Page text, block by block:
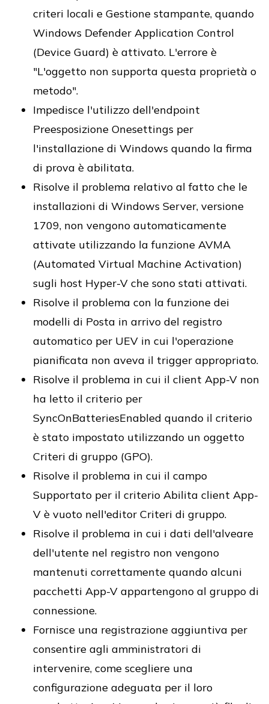
criteri locali e Gestione stampante, quando
Windows Defender Application Control
(Device Guard) è attivato. L'errore è
"L'oggetto non supporta questa proprietà o
metodo".
Impedisce l'utilizzo dell'endpoint
Preesposizione Onesettings per
l'installazione di Windows quando la firma
di prova è abilitata.
Risolve il problema relativo al fatto che le
installazioni di Windows Server, versione
1709, non vengono automaticamente
attivate utilizzando la funzione AVMA
(Automated Virtual Machine Activation)
sugli host Hyper-V che sono stati attivati.
Risolve il problema con la funzione dei
modelli di Posta in arrivo del registro
automatico per UEV in cui l'operazione
pianificata non aveva il trigger appropriato.
Risolve il problema in cui il client App-V non
ha letto il criterio per
SyncOnBatteriesEnabled quando il criterio
è stato impostato utilizzando un oggetto
Criteri di gruppo (GPO).
Risolve il problema in cui il campo
Supportato per il criterio Abilita client App-
V è vuoto nell'editor Criteri di gruppo.
Risolve il problema in cui i dati dell'alveare
dell'utente nel registro non vengono
mantenuti correttamente quando alcuni
pacchetti App-V appartengono al gruppo di
connessione.
Fornisce una registrazione aggiuntiva per
consentire agli amministratori di
intervenire, come scegliere una
configurazione adeguata per il loro